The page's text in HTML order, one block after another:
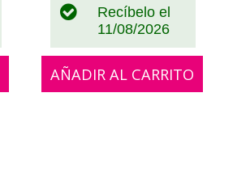
Recíbelo el
11/08/2026
AÑADIR AL CARRITO